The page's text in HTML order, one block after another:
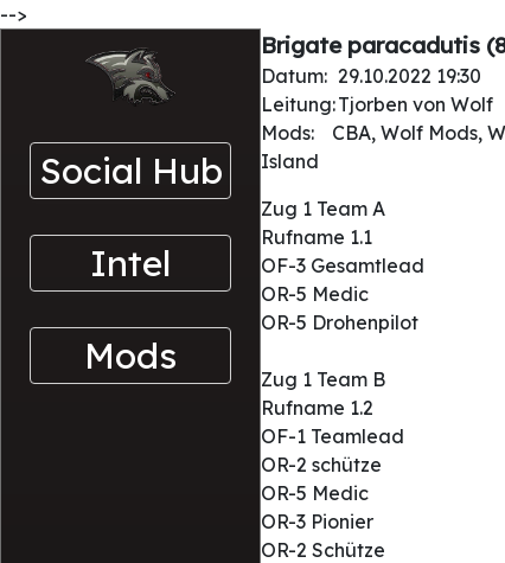
-->
Social Hub
Intel
Mods
Brigate paracadutis
Datum: 29.10.2022 19:30
Leitung:Tjorben von Wolf
Mods:
CBA, Wolf Mods,
Island
Zug 1 Team A
Rufname 1.1
OF-3 Gesamtlead
OR-5 Medic
OR-5 Drohenpilot
Zug 1 Team B
Rufname 1.2
OF-1 Teamlead
OR-2 schütze
OR-5 Medic
OR-3 Pionier
OR-2 Schütze